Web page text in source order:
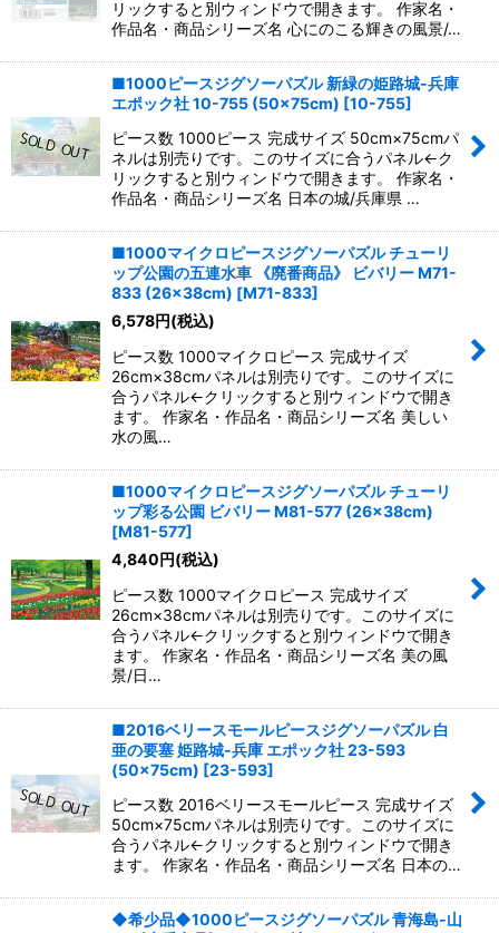
リックすると別ウィンドウで開きます。 作家名・
作品名・商品シリーズ名 心にのこる輝きの風景/…
■1000ピースジグソーパズル 新緑の姫路城-兵庫
エポック社 10-755 (50×75cm) [10-755]
ピース数 1000ピース 完成サイズ 50cm×75cmパ
ネルは別売りです。このサイズに合うパネル←ク
リックすると別ウィンドウで開きます。 作家名・
作品名・商品シリーズ名 日本の城/兵庫県 …
■1000マイクロピースジグソーパズル チューリ
ップ公園の五連水車 《廃番商品》 ビバリー M71-
833 (26×38cm) [M71-833]
6,578円(税込)
ピース数 1000マイクロピース 完成サイズ
26cm×38cmパネルは別売りです。このサイズに
合うパネル←クリックすると別ウィンドウで開き
ます。 作家名・作品名・商品シリーズ名 美しい
水の風…
■1000マイクロピースジグソーパズル チューリ
ップ彩る公園 ビバリー M81-577 (26×38cm)
[M81-577]
4,840円(税込)
ピース数 1000マイクロピース 完成サイズ
26cm×38cmパネルは別売りです。このサイズに
合うパネル←クリックすると別ウィンドウで開き
ます。 作家名・作品名・商品シリーズ名 美の風
景/日…
■2016ベリースモールピースジグソーパズル 白
亜の要塞 姫路城-兵庫 エポック社 23-593
(50×75cm) [23-593]
ピース数 2016ベリースモールピース 完成サイズ
50cm×75cmパネルは別売りです。このサイズに
合うパネル←クリックすると別ウィンドウで開き
ます。 作家名・作品名・商品シリーズ名 日本の…
◆希少品◆1000ピースジグソーパズル 青海島-山